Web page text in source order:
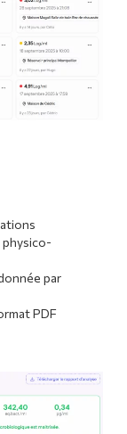
physico-
par
PDF